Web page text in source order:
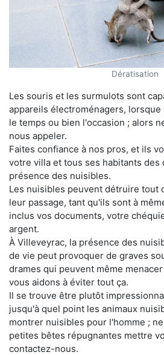
Dératisation
Les souris et les surmulots sont
appareils électroménagers,
le temps ou bien l'occasion ; alors
nous appeler.
Faites confiance à nos pros, et ils
votre villa et tous ses habitants des
présence des nuisibles.
Les nuisibles peuvent détruire tout
leur passage, tant qu'ils sont à
inclus vos documents, votre
argent.
À Villeveyrac, la présence des
de vie peut provoquer de graves
drames qui peuvent même
vous aidons à éviter tout ça.
Il se trouve être plutôt
jusqu'à quel point les animaux
montrer nuisibles pour l'homme ;
petites bêtes répugnantes mettre
contactez-nous.